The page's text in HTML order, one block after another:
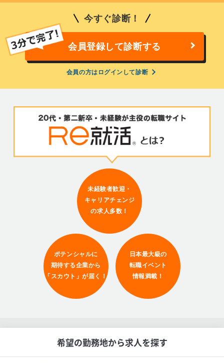
今すぐ診断！
会員登録して診断する
会員の方はログインして診断
未経験者歓迎・
キャリアチェンジ
の求人多数！
ポテンシャルに
期待する企業から
「スカウト」が届く！
日本最大級の
転職イベント
情報満載！
希望の勤務地から求人を探す